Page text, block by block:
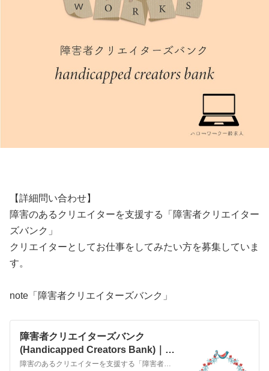
【詳細問い合わせ】
障害のあるクリエイターを支援する「障害者クリエイター
ズバンク」
クリエイターとしてお仕事をしてみたい方を募集していま
す。
note「障害者クリエイターズバンク」
障害者クリエイターズバンク
(Handicapped Creators Bank)｜
note
障害のあるクリエイターを支援する「障害者クリエイターズバンク」です。 クリエイターとしてお仕事をしてみたい方を募集しています。 働く障害者を応援するnoteを目指し、情報を発信していきます。